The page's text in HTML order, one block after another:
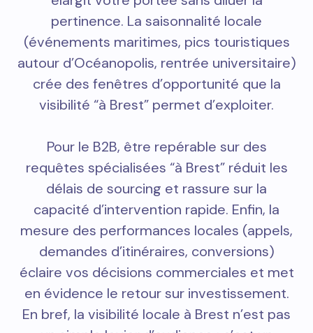
pertinence. La saisonnalité locale
(événements maritimes, pics touristiques
autour d’Océanopolis, rentrée universitaire)
crée des fenêtres d’opportunité que la
visibilité “à Brest” permet d’exploiter.
Pour le B2B, être repérable sur des
requêtes spécialisées “à Brest” réduit les
délais de sourcing et rassure sur la
capacité d’intervention rapide. Enfin, la
mesure des performances locales (appels,
demandes d’itinéraires, conversions)
éclaire vos décisions commerciales et met
en évidence le retour sur investissement.
En bref, la visibilité locale à Brest n’est pas